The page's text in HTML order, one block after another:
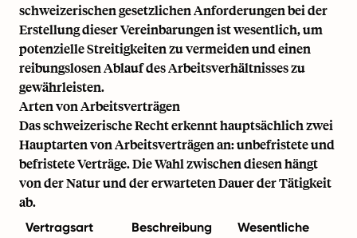
schweizerischen gesetzlichen Anforderungen bei der
Erstellung dieser Vereinbarungen ist wesentlich, um
potenzielle Streitigkeiten zu vermeiden und einen
reibungslosen Ablauf des Arbeitsverhältnisses zu
gewährleisten.
Arten von Arbeitsverträgen
Das schweizerische Recht erkennt hauptsächlich zwei
Hauptarten von Arbeitsverträgen an: unbefristete und
befristete Verträge. Die Wahl zwischen diesen hängt
von der Natur und der erwarteten Dauer der Tätigkeit
ab.
Vertragsart Beschreibung
Wesentliche